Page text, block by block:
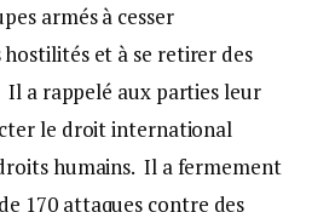
armés à cesser
et à se retirer des
a rappelé aux parties leur
le droit international
humains. Il a fermement
170 attaques contre des